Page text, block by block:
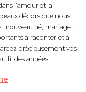
l'amour et la
décors que nous
, nouveau né, mariage...
à raconter et à
précieusement vos
fil des années.